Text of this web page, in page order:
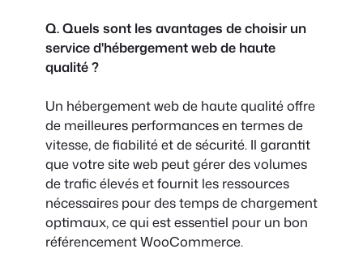
Q. Quels sont les avantages de choisir un
service d'hébergement web de haute
qualité ?
Un hébergement web de haute qualité offre
de meilleures performances en termes de
vitesse, de fiabilité et de sécurité. Il garantit
que votre site web peut gérer des volumes
de trafic élevés et fournit les ressources
nécessaires pour des temps de chargement
optimaux, ce qui est essentiel pour un bon
référencement WooCommerce.